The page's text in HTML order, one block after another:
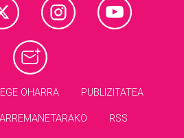
OHARRA PUBLIZITATEA
RSS